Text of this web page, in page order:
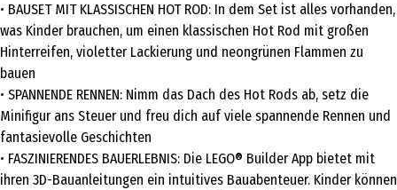
• BAUSET MIT KLASSISCHEN HOT ROD: In dem Set ist alles vorhanden,
was Kinder brauchen, um einen klassischen Hot Rod mit großen
Hinterreifen, violetter Lackierung und neongrünen Flammen zu
bauen
• SPANNENDE RENNEN: Nimm das Dach des Hot Rods ab, setz die
Minifigur ans Steuer und freu dich auf viele spannende Rennen und
fantasievolle Geschichten
• FASZINIERENDES BAUERLEBNIS: Die LEGO® Builder App bietet mit
ihren 3D-Bauanleitungen ein intuitives Bauabenteuer. Kinder können